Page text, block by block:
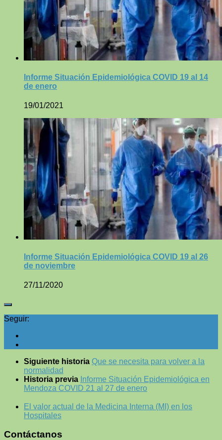
Informe Situación Epidemiológica COVID 19 al 14
de enero
19/01/2021
Informe Situación Epidemiológica COVID 19 al 26
de noviembre
27/11/2020
Seguir:
Siguiente historia Que se necesita para volver a la
normalidad
Historia previa Informe Situación Epidemiológica en
Mendoza COVID 21 al 27 de enero
El valor actual de la Medicina Interna (MI) en los
Hospitales
Contáctanos